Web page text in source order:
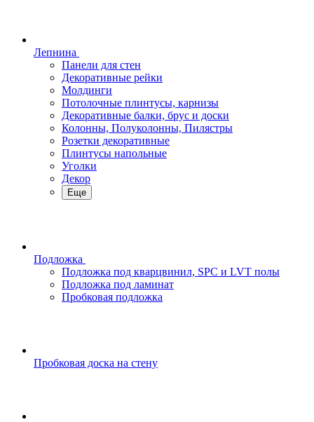
Лепнина
Панели для стен
Декоративные рейки
Молдинги
Потолочные плинтусы, карнизы
Декоративные балки, брус и доски
Колонны, Полуколонны, Пилястры
Розетки декоративные
Плинтусы напольные
Уголки
Декор
Еще
Подложка
Подложка под кварцвинил, SPC и LVT полы
Подложка под ламинат
Пробковая подложка
Пробковая доска на стену